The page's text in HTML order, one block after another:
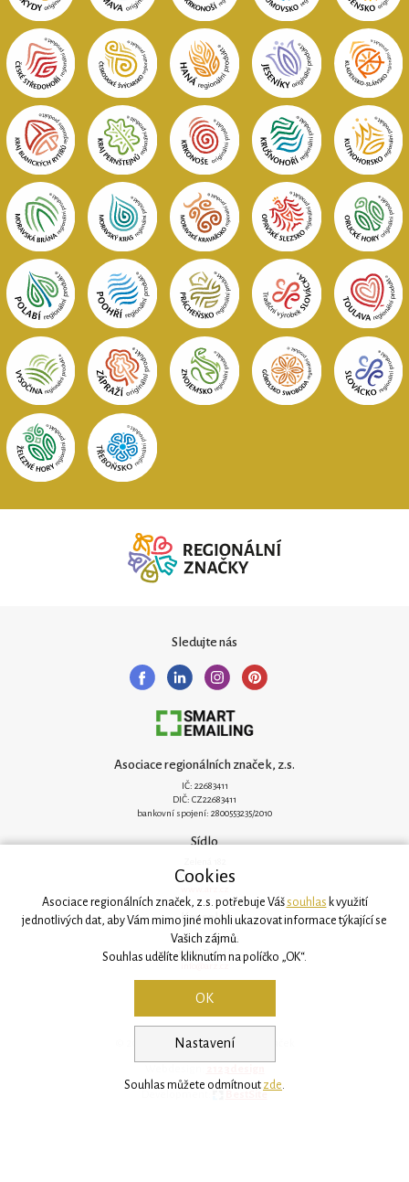
Sledujte nás
Asociace regionálních značek, z.s.
IČ: 22683411
DIČ: CZ22683411
bankovní spojení: 2800553235/2010
Sídlo
251 62 Mukařov
Kancelář
Svatovítská 906/6
160 00 Praha 6
© 2026, Asociace regionálních značek
Cookies
Asociace regionálních značek, z.s. potřebuje Vášsouhlas k využití
jednotlivých dat, aby Vám mimo jiné mohli ukazovat informace týkající se
Vašich zájmů.
Souhlas udělíte kliknutím na políčko „OK“.
Nastavení
OK
Souhlas můžete odmítnout zde.